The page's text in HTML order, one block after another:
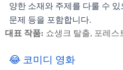
양한 소재와 주제를 다룰 수
문제 등을 포함합니다.
대표 작품: 쇼생크 탈출, 포레스
😂 코미디 영화